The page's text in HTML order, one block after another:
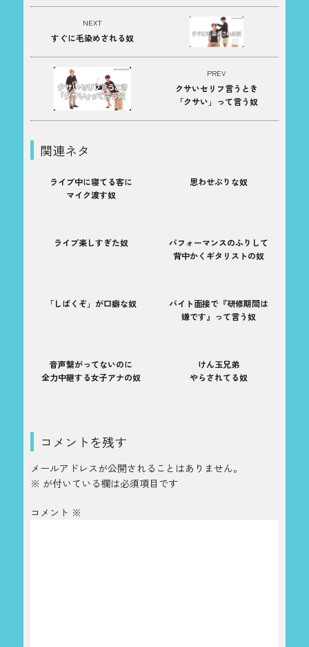
PREV
クサいセリフ言うとき
「クサい」って言う奴
NEXT
すぐに毛染めされる奴
関連ネタ
ライブ中に寝てる客に
マイク渡す奴
思わせぶりな奴
ライブ楽しすぎた奴
パフォーマンスのふりして
背中かくギタリストの奴
「しばくぞ」が口癖な奴
バイト面接で『研修期間は
嫌です』って言う奴
音声繋がってないのに
全力中継する女子アナの奴
けん玉兄弟
やらされてる奴
コメントを残す
メールアドレスが公開されることはありません。
※ が付いている欄は必須項目です
コメント ※